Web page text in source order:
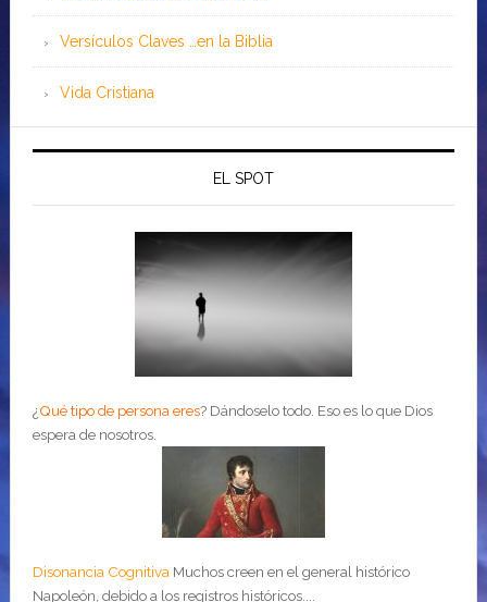
Versículos Claves …en la Biblia
Vida Cristiana
EL SPOT
¿Qué tipo de persona eres? Dándoselo todo. Eso es lo que Dios
espera de nosotros.
Disonancia Cognitiva Muchos creen en el general histórico
Napoleón, debido a los registros históricos....